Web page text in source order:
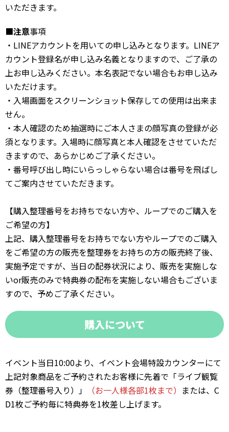
いただきます。
■注意事項
・LINEアカウントを用いての申し込みとなります。LINEア
カウント登録名が申し込み名義となりますので、ご了承の
上お申し込みください。本名表記でない場合もお申し込み
いただけます。
・入場画面をスクリーンショット保存しての使用は出来ま
せん。
・本人確認のため抽選時にご本人さまの顔写真の登録が必
須となります。入場時に顔写真と本人確認をさせていただ
きますので、あらかじめご了承ください。
・番号呼び出し時にいらっしゃらない場合は番号を飛ばし
てご案内させていただきます。
【購入整理番号をお持ちでない方や、ループでのご購入を
ご希望の方】
上記、購入整理番号をお持ちでない方やループでのご購入
をご希望の方の販売を整理券をお持ちの方の販売終了後、
実施予定ですが、当日の配券状況により、販売を実施しな
いor販売のみで特典券の配布を実施しない場合もございま
すので、予めご了承ください。
購入について
イベント当日10:00より、イベント会場特設カウンターにて
上記対象商品をご予約されたお客様に先着で「ライブ観覧
券（整理番号入り）」
（お一人様各部1枚まで） または、C
D1枚ご予約毎に特典券を1枚差し上げます。